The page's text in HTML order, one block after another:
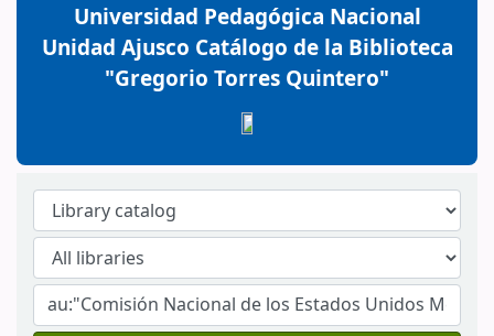
Universidad Pedagógica Nacional
Unidad Ajusco Catálogo de la Biblioteca
"Gregorio Torres Quintero"